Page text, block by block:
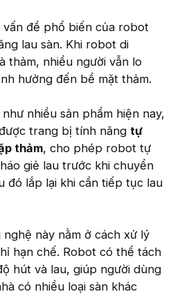
đề phổ biến của robot
lau sàn. Khi robot di
thảm, nhiều người vẫn lo
hưởng đến bề mặt thảm.
nhiều sản phẩm hiện nay,
trang bị tính năng tự
thảm, cho phép robot tự
giẻ lau trước khi chuyển
đó lắp lại khi cần tiếp tục lau
này nằm ở cách xử lý
hạn chế. Robot có thể tách
hút và lau, giúp người dùng
có nhiều loại sàn khác